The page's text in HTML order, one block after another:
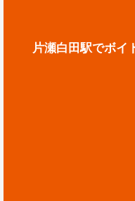
片瀬白田駅でボイ